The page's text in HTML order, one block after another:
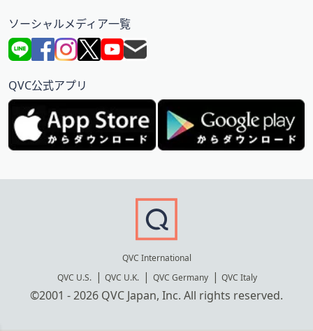
ソーシャルメディア一覧
QVC公式アプリ
QVC International
QVC U.S.
QVC U.K. QVC Germany QVC Italy
©2001 - 2026 QVC Japan, Inc. All rights reserved.